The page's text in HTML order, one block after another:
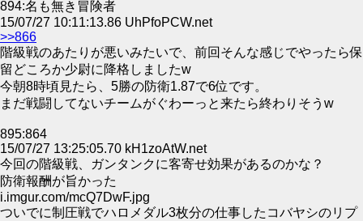
894:名も無き冒険者
15/07/27 10:11:13.86 UhPfoPCW.net
>>866
階級戦のあたりが悪いみたいで、前回そんな感じでやったら保
留どころか少尉に降格しましたw
今朝8時頃見たら、5勝の防衛1.87で6位です。
まだ戦闘してないチームがぐわーっと来たら終わりそうw
895:864
15/07/27 13:25:05.70 kH1zoAtW.net
今回の階級戦、ガンタンクに客寄せ効果があるのかな？
防衛報酬が旨かった
i.imgur.com/mcQ7DwF.jpg
ついでに制圧戦でハロメダル3枚分の仕事したコバヤシのリプ